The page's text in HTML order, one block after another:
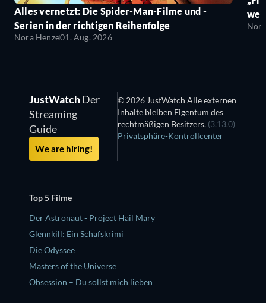
Alles vernetzt: Die Spider-Man-Filme und -
Serien in der richtigen Reihenfolge
Nora Henze01. Aug. 2026
JustWatchDer
Streaming
Guide
We are hiring!
© 2026 JustWatch Alle externen
Inhalte bleiben Eigentum des
rechtmäßigen Besitzers. (3.13.0)
Privatsphäre-Kontrollcenter
Top 5 Filme
Der Astronaut - Project Hail Mary
Glennkill: Ein Schafskrimi
Die Odyssee
Masters of the Universe
Obsession – Du sollst mich lieben